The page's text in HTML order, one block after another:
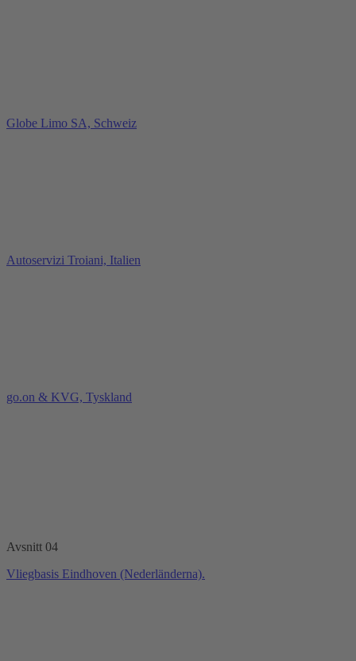
Globe Limo SA, Schweiz
Autoservizi Troiani, Italien
go.on & KVG, Tyskland
Avsnitt 04
Vliegbasis Eindhoven (Nederländerna).